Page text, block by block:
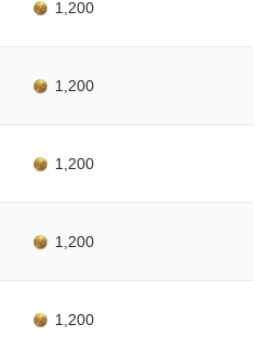
1,200
1,200
1,200
1,200
1,200